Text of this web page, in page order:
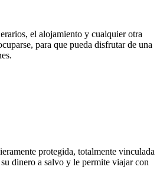
el alojamiento y cualquier otra
para que pueda disfrutar de una
protegida, totalmente vinculada
dinero a salvo y le permite viajar con